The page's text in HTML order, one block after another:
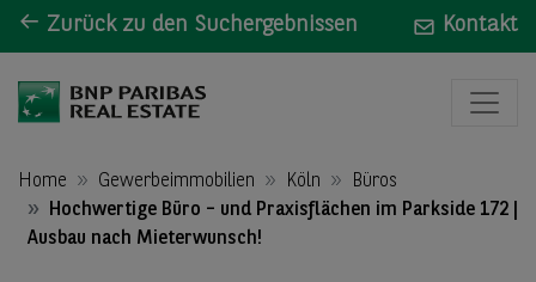
Zurück zu den Suchergebnissen Kontakt
Home Gewerbeimmobilien Köln
Büros
Hochwertige Büro – und Praxisflächen im Parkside 172 |
Ausbau nach Mieterwunsch!